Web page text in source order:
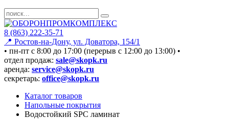
8 (863) 222-35-71
📍 Ростов-на-Дону, ул. Доватора, 154/1
• пн-пт c 8:00 до 17:00 (перерыв с 12:00 до 13:00) •
отдел продаж: sale@skopk.ru
аренда: service@skopk.ru
секретарь: office@skopk.ru
Каталог товаров
Напольные покрытия
Водостойкий SPC ламинат